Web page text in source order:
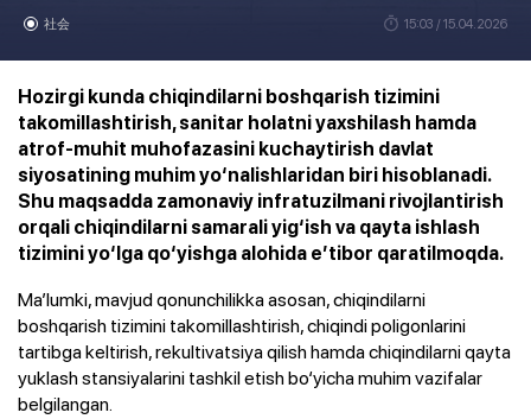
社会 15:03 / 15.04.2026
Hozirgi kunda chiqindilarni boshqarish tizimini
takomillashtirish, sanitar holatni yaxshilash hamda
atrof-muhit muhofazasini kuchaytirish davlat
siyosatining muhim yo‘nalishlaridan biri hisoblanadi.
Shu maqsadda zamonaviy infratuzilmani rivojlantirish
orqali chiqindilarni samarali yig‘ish va qayta ishlash
tizimini yo‘lga qo‘yishga alohida e’tibor qaratilmoqda.
Ma’lumki, mavjud qonunchilikka asosan, chiqindilarni
boshqarish tizimini takomillashtirish, chiqindi poligonlarini
tartibga keltirish, rekultivatsiya qilish hamda chiqindilarni qayta
yuklash stansiyalarini tashkil etish bo‘yicha muhim vazifalar
belgilangan.